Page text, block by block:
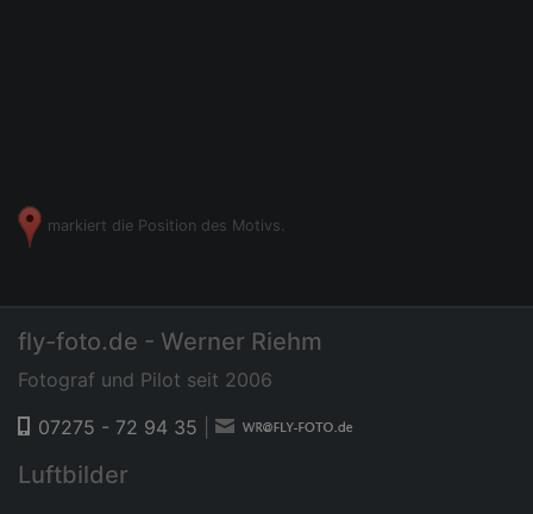
markiert die Position des Motivs.
fly-foto.de - Werner Riehm
Fotograf und Pilot seit 2006
07275 - 72 94 35
Luftbilder